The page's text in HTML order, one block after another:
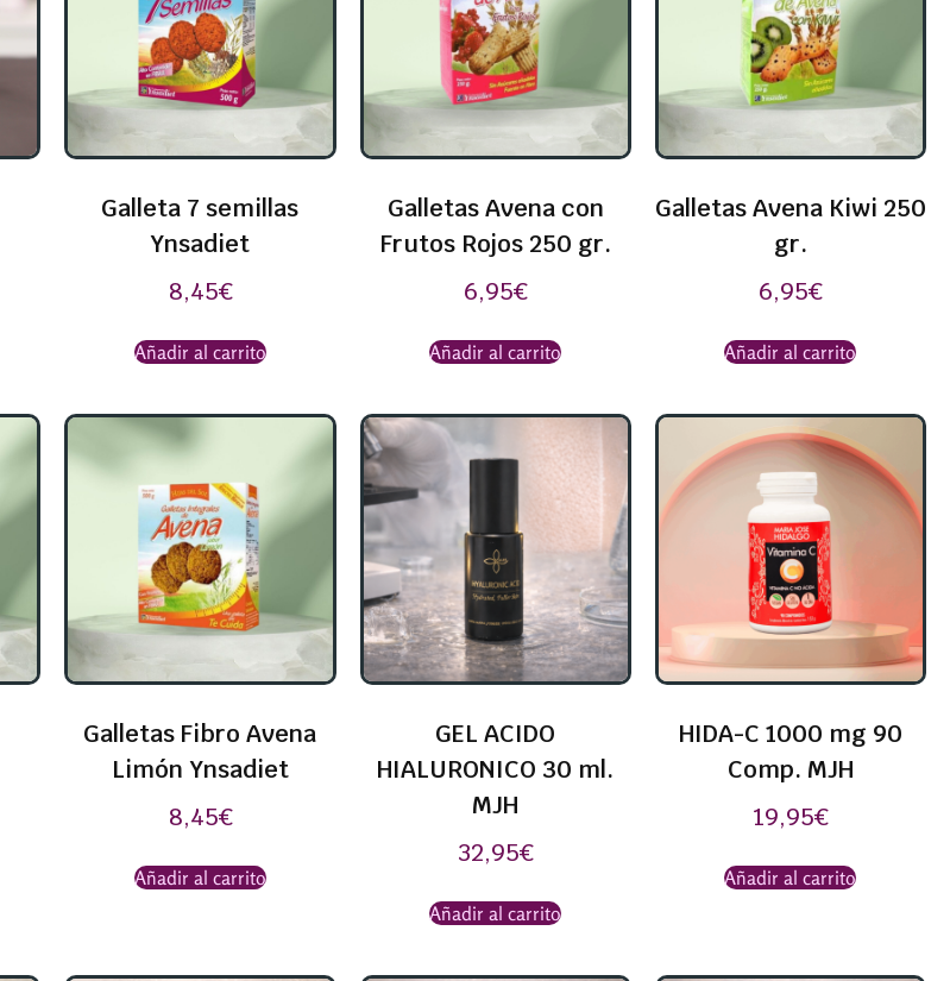
Galleta 7 semillas
Ynsadiet
8,45€
Añadir al carrito
Galletas Avena con
Frutos Rojos 250 gr.
6,95€
Añadir al carrito
Galletas Avena Kiwi 250
gr.
6,95€
Añadir al carrito
Galletas Fibro Avena
Limón Ynsadiet
8,45€
Añadir al carrito
GEL ACIDO
HIALURONICO 30 ml.
MJH
32,95€
Añadir al carrito
HIDA-C 1000 mg 90
Comp. MJH
19,95€
Añadir al carrito